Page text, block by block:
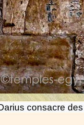
consacre